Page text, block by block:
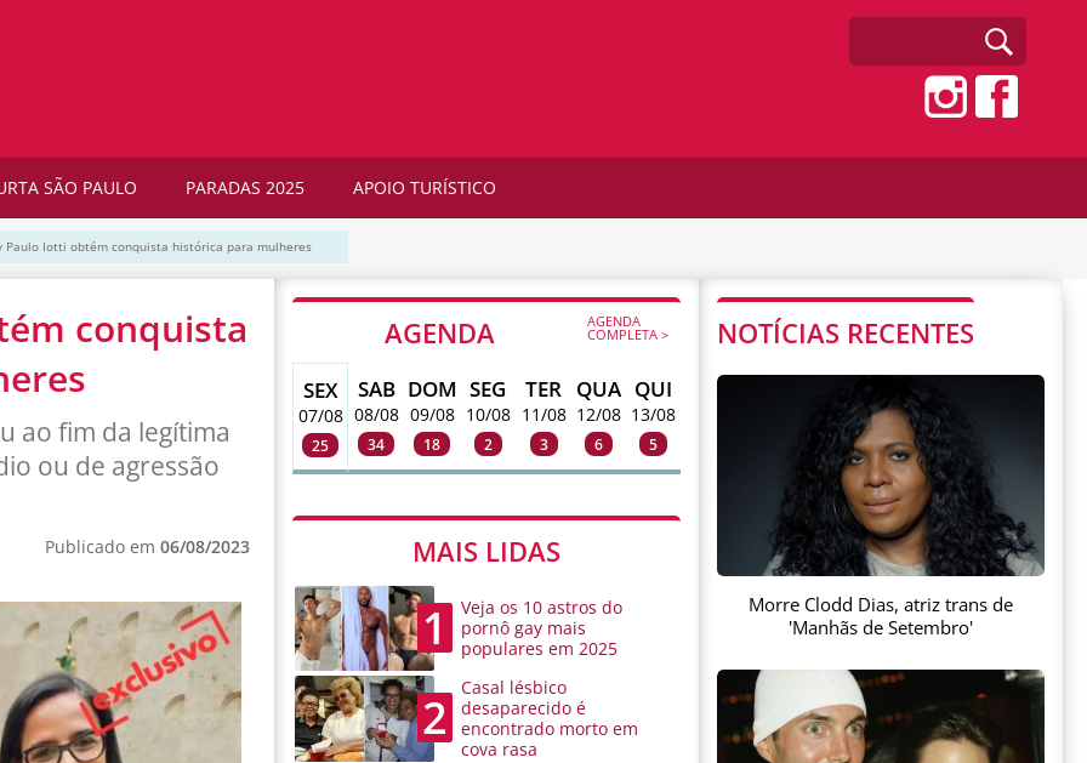
SÃO PAULO PARADAS 2025 APOIO TURÍSTICO
Paulo Iotti obtém conquista histórica para mulheres
conquista
ao fim da legítima
ou de agressão
Publicado em 06/08/2023
AGENDA AGENDA
COMPLETA >
SEX
07/08
25
SAB
08/08
34
DOM
09/08
18
SEG
10/08
2
TER
11/08
3
QUA
12/08
6
QUI
13/08
5
MAIS LIDAS
1
Veja os 10 astros do
pornô gay mais
populares em 2025
2
Casal lésbico
desaparecido é
encontrado morto em
cova rasa
NOTÍCIAS RECENTES
Morre Clodd Dias, atriz trans de
'Manhãs de Setembro'